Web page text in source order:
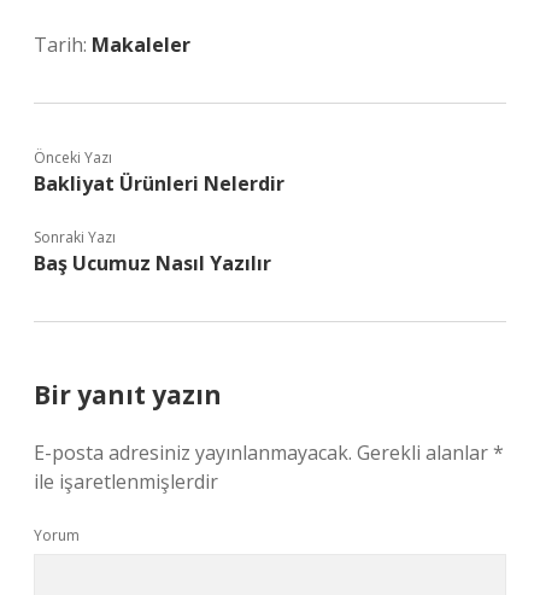
Tarih: Makaleler
Önceki Yazı
Bakliyat Ürünleri Nelerdir
Sonraki Yazı
Baş Ucumuz Nasıl Yazılır
Bir yanıt yazın
E-posta adresiniz yayınlanmayacak. Gerekli alanlar*
ile işaretlenmişlerdir
Yorum